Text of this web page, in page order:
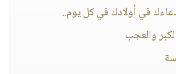
في أولادك في كل يوم..
والعجب